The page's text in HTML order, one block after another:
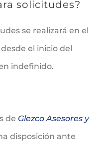
solicitudes?
se realizará en el
el inicio del
indefinido.
de Glezco Asesores y
disposición ante